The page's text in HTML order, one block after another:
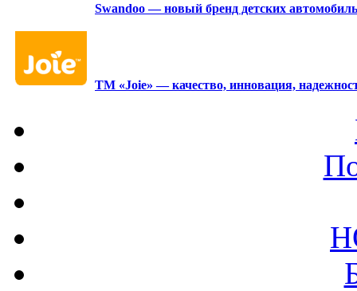
Swandoo — новый бренд детских
ТМ «Joie» — качество, инновация,